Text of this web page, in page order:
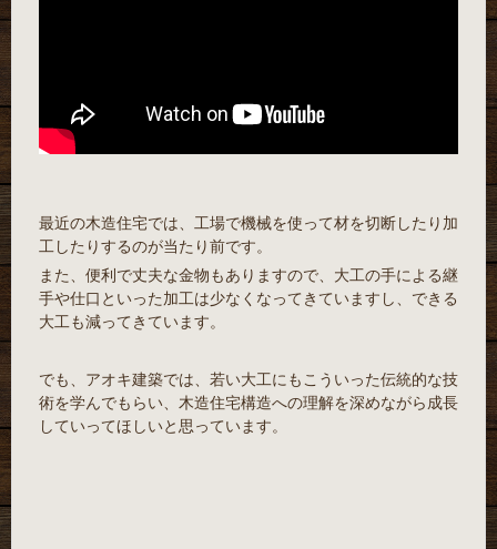
最近の木造住宅では、工場で機械を使って材を切断したり加
工したりするのが当たり前です。
また、便利で丈夫な金物もありますので、大工の手による継
手や仕口といった加工は少なくなってきていますし、できる
大工も減ってきています。
でも、アオキ建築では、若い大工にもこういった伝統的な技
術を学んでもらい、木造住宅構造への理解を深めながら成長
していってほしいと思っています。